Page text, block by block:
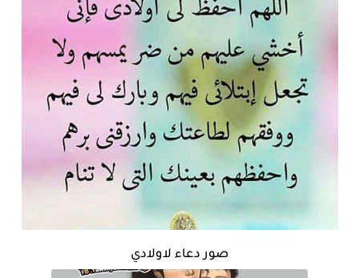
صور دعاء لاولادي